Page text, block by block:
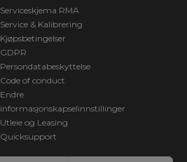
Serviceskjema RMA
Service & Kalibrering
Kjøpsbetingelser
GDPR
Persondatabeskyttelse
Code of conduct
Endre
informasjonskapselinnstillinger
Utleie og Leasing
Quicksupport